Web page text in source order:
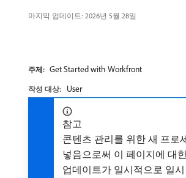
마지막 업데이트: 2026년 5월 28일
주제: Get Started with Workfront
작성 대상: User
참고
콘텐츠 관리를 위한 새 프로
넣음으로써 이 페이지에 대
업데이트가 일시적으로 일시